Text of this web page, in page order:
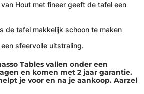
Hout met fineer geeft de tafel een
de tafel makkelijk schoon te maken
sfeervolle uitstraling.
Tables vallen onder een
en komen met 2 jaar garantie.
je voor en na je aankoop. Aarzel